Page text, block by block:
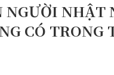
NGƯỜI NHẬT
CÓ TRONG